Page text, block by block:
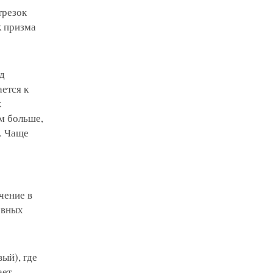
призма
к
больше,
Чаще
в
где